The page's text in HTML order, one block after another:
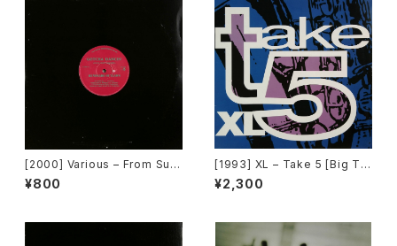
[2000] Various – From Sup
er Dance Freak Vol. 83 / B
ack To The "Disco" ~私もD
¥800
[1993] XL – Take 5 [Big Ti
me International]
¥2,300